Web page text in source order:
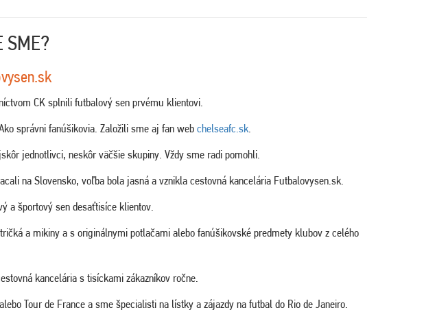
SME?
CK splnili futbalový sen prvému klientovi.
správni fanúšikovia. Založili sme aj fan web chelseafc.sk.
jednotlivci, neskôr väčšie skupiny. Vždy sme radi pomohli.
na Slovensko, voľba bola jasná a vznikla cestovná kancelária Futbalovysen.sk.
a športový sen desaťtisíce klientov.
a mikiny a s originálnymi potlačami alebo fanúšikovské predmety klubov z celého
kancelária s tisíckami zákazníkov ročne.
Tour de France a sme špecialisti na lístky a zájazdy na futbal do Rio de Janeiro.